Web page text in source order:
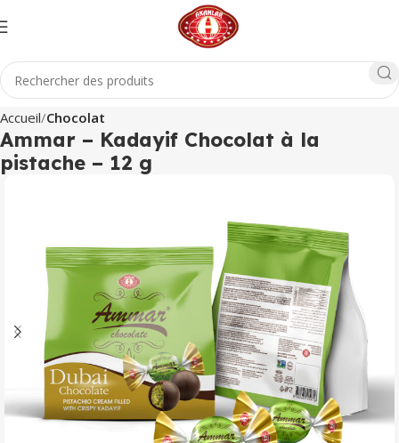
Accueil Chocolat
Ammar – Kadayif Chocolat à la
pistache – 12 g